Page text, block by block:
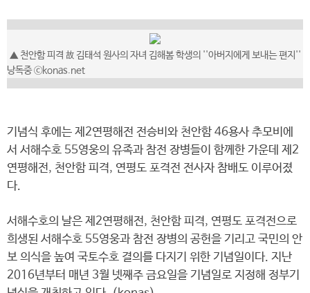
▲ 천안함 피격 故 김태석 원사의 자녀 김해봄 학생의 ''아버지에게 보내는 편지''
낭독중 ⓒkonas.net
기념식 후에는 제2연평해전 전승비와 천안함 46용사 추모비에
서 서해수호 55영웅의 유족과 참전 장병들이 함께한 가운데 제2
연평해전, 천안함 피격, 연평도 포격전 전사자 참배도 이루어졌
다.
서해수호의 날은 제2연평해전, 천안함 피격, 연평도 포격전으로
희생된 서해수호 55영웅과 참전 장병의 공헌을 기리고 국민의 안
보 의식을 높여 국토수호 결의를 다지기 위한 기념일이다. 지난
2016년부터 매년 3월 넷째주 금요일을 기념일로 지정해 정부기